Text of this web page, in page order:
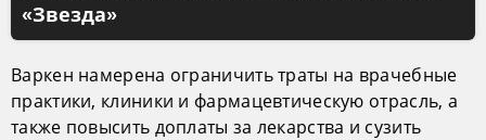
«Звезда»
Варкен намерена ограничить траты на врачебные
практики, клиники и фармацевтическую отрасль, а
также повысить доплаты за лекарства и сузить